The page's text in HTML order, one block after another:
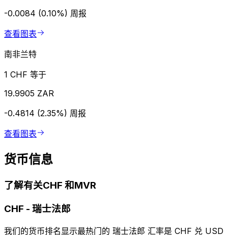
-0.0084 (0.10%) 周报
查看图表
南非兰特
1 CHF 等于
19.9905 ZAR
-0.4814 (2.35%) 周报
查看图表
货币信息
了解有关CHF 和MVR
CHF - 瑞士法郎
我们的货币排名显示最热门的 瑞士法郎 汇率是 CHF 兑 USD